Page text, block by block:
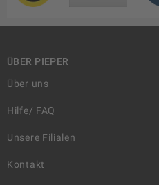
ÜBER PIEPER
Über uns
Hilfe/ FAQ
Unsere Filialen
Kontakt